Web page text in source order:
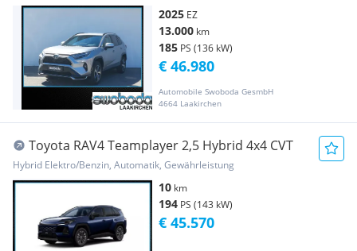
2025 EZ
13.000 km
185 PS (136 kW)
Automobile Swoboda GesmbH
4664 Laakirchen
€ 46.980
Toyota RAV4 Teamplayer 2,5 Hybrid 4x4 CVT
Hybrid Elektro/Benzin, Automatik, Gewährleistung
10 km
194 PS (143 kW)
€ 45.570